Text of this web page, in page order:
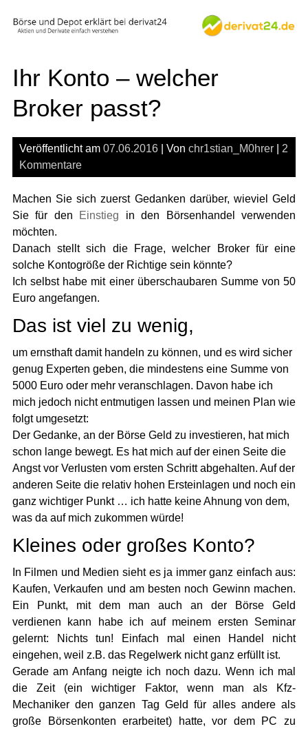
Ihr Konto – welcher
Broker passt?
Veröffentlicht am 07.06.2016| Von chr1stian_M0hrer| 2
Kommentare
Machen Sie sich zuerst Gedanken darüber, wieviel Geld
Sie für den
Einstieg in den Börsenhandel verwenden
möchten.
Danach stellt sich die Frage, welcher Broker für eine
solche Kontogröße der Richtige sein könnte?
Ich selbst habe mit einer überschaubaren Summe von 50
Euro angefangen.
Das ist viel zu wenig,
um ernsthaft damit handeln zu können, und es wird sicher
genug Experten geben, die mindestens eine Summe von
5000 Euro oder mehr veranschlagen. Davon habe ich
mich jedoch nicht entmutigen lassen und meinen Plan wie
folgt umgesetzt:
Der Gedanke, an der Börse Geld zu investieren, hat mich
schon lange bewegt. Es hat mich auf der einen Seite die
Angst vor Verlusten vom ersten Schritt abgehalten. Auf der
anderen Seite die relativ hohen Ersteinlagen und noch ein
ganz wichtiger Punkt … ich hatte keine Ahnung von dem,
was da auf mich zukommen würde!
Kleines oder großes Konto?
In Filmen und Medien sieht es ja immer ganz einfach aus:
Kaufen, Verkaufen und am besten noch Gewinn machen.
Ein Punkt, mit dem man auch an der Börse Geld
verdienen kann habe ich auf meinem ersten Seminar
gelernt: Nichts tun! Einfach mal einen Handel nicht
eingehen, weil z.B. das Regelwerk nicht ganz erfüllt ist.
Gerade am Anfang neigte ich noch dazu. Wenn ich mal
die Zeit (ein wichtiger Faktor, wenn man als Kfz-
Mechaniker den ganzen Tag Geld für alles andere als
große Börsenkonten erarbeitet) hatte, vor dem PC zu